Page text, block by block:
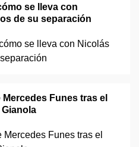
se lleva con
de su separación
Funes tras el